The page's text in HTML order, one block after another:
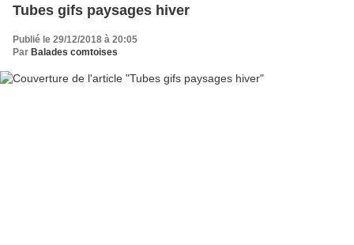
Tubes gifs paysages hiver
Publié le 29/12/2018 à 20:05
Par Balades comtoises